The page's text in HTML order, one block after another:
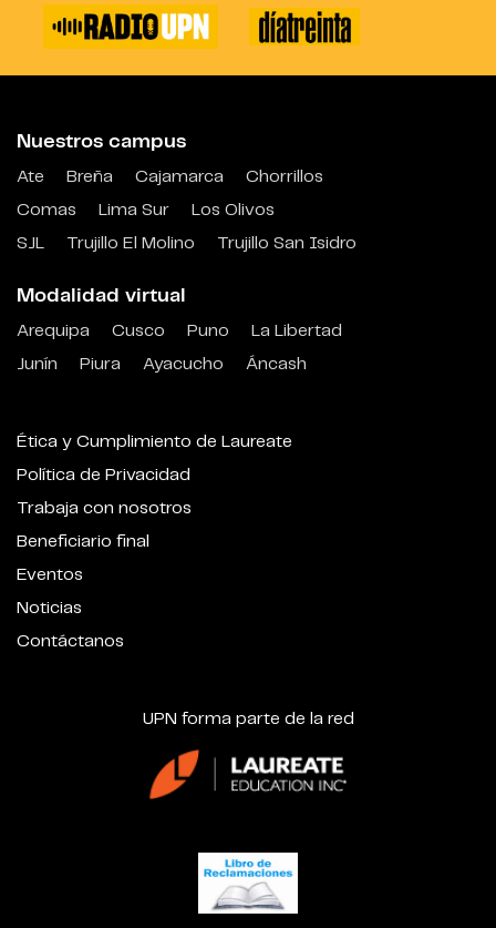
Nuestros campus
Ate Breña Cajamarca
Chorrillos
Comas
Lima Sur
Los Olivos
SJL
Trujillo El Molino Trujillo San Isidro
Modalidad virtual
Arequipa Cusco Puno
La Libertad
Junín
Piura Ayacucho Áncash
Ética y Cumplimiento de Laureate
Política de Privacidad
Trabaja con nosotros
Beneficiario final
Eventos
Noticias
Contáctanos
UPN forma parte de la red